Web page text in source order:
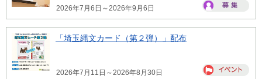
2026年7月6日～2026年9月6日
「埼玉縄文カード（第２弾）」配布
2026年7月11日～2026年8月30日